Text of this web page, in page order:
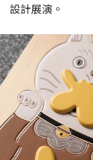
設計展演。